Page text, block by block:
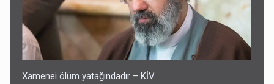
Xamenei ölüm yatağındadır – KİV